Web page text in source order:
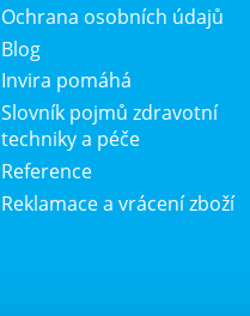
Ochrana osobních údajů
Blog
Invira pomáhá
Slovník pojmů zdravotní
techniky a péče
Reference
Reklamace a vrácení zboží